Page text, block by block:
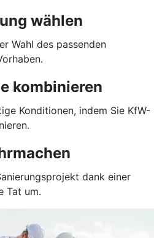
wählen
Wahl des passenden
kombinieren
Konditionen, indem Sie KfW-
dank einer
Tat um.